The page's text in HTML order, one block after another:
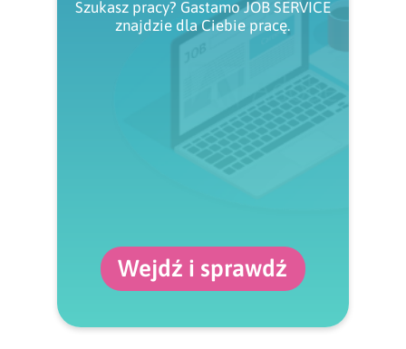
Szukasz pracy? Gastamo JOB SERVICE
znajdzie dla Ciebie pracę.
Wejdź i sprawdź